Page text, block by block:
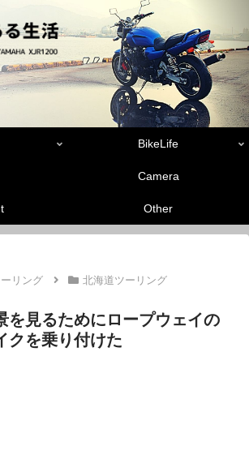
BikeLife
Camera
Other
リング 北海道ツーリング
を見るためにロープウェイの
クを乗り付けた